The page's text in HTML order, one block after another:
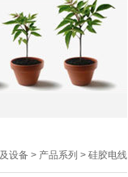
设备 > 产品系列 > 硅胶电线